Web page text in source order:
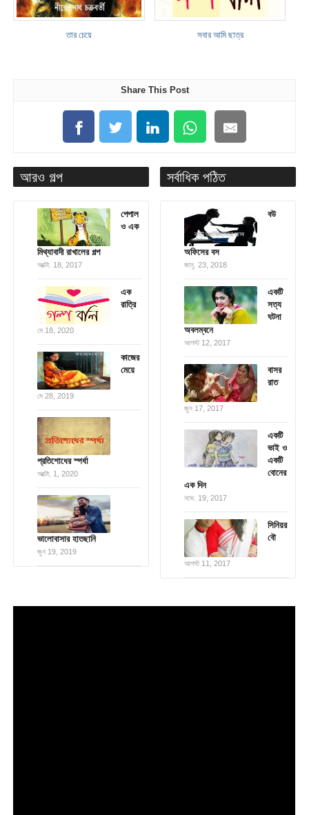
তার চেয়ে সবার আমি ছাত্র
Share This Post
আরও গল্প
পেপাল
ও এক
মিথ্যাবাদী রাখালের গল্প
অক্টো. 18, 2017
এক
রাত্রি
মে 18, 2020
কাজের
মেয়ে
মে 28, 2019
প্রতিশোধের স্পর্ধা
অক্টো. 1, 2020
ভালোবাসার হাতছানি
জুন 19, 2019
সর্বাধিক পঠিত
বউ
অফিসের বস
জানু. 23, 2018
একটি
সত্য
ঘটনা
অবলম্বনে
আগস্ট 12, 2017
বাসর
রাত
জুন 17, 2017
একটি
ভাই ও
একটি
বোনের
এক দিন
নভে. 19, 2017
সিনিয়র
বৌ
আগস্ট 11, 2017